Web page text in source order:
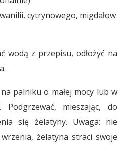
cytrynowego, migdałow
wodą z przepisu, odłożyć na
palniku o małej mocy lub w
Podgrzewać, mieszając, do
się żelatyny. Uwaga: nie
żelatyna straci swoje